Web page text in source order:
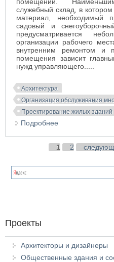
служебный склад, в
материал, необходимый
садовый и
предусматривается
организации рабочего
внутренним ремонтом и
помещения зависит
нужд управляющего.....
Архитектура
Организация обслуживания
Проектирование жилых зданий
Подробнее
1 2
Проекты
Архитекторы и дизайнеры
Общественные здания и